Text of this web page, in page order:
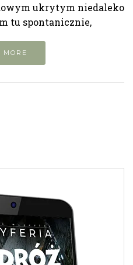
ukrytym niedaleko
tu spontanicznie,
MORE